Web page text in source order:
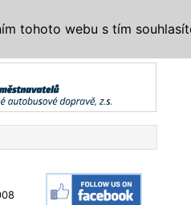
tohoto webu s tím